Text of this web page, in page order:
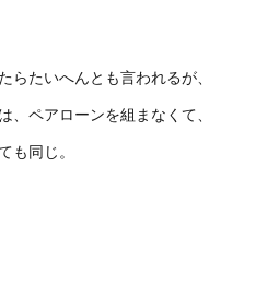
たいへんとも言われるが、
、ペアローンを組まなくて、
も同じ。